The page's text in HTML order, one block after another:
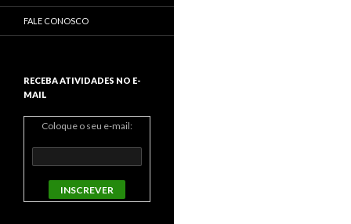
FALE CONOSCO
RECEBA ATIVIDADES NO E-
MAIL
Coloque o seu e-mail: